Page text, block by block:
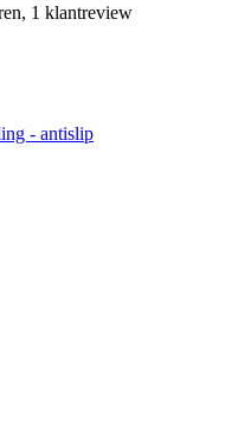
1 klantreview
- antislip